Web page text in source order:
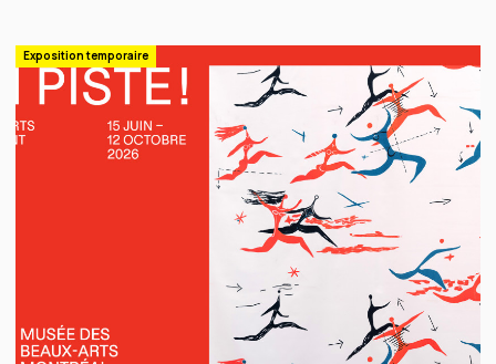
Exposition temporaire